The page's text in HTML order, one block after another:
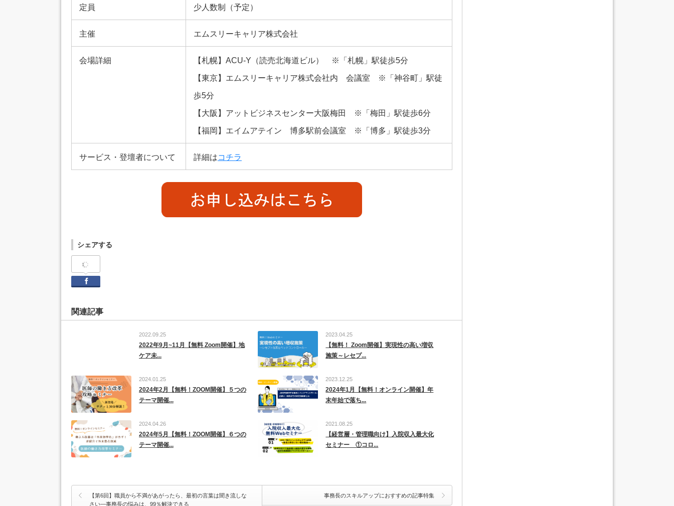
定員 少人数制（予定）
主催 エムスリーキャリア株式会社
会場詳細 【札幌】ACU-Y（読売北海道ビル） ※「札幌」駅徒歩5分
【東京】エムスリーキャリア株式会社内 会議室 ※「神谷町」駅徒
歩5分
【大阪】アットビジネスセンター大阪梅田 ※「梅田」駅徒歩6分
【福岡】エイムアテイン 博多駅前会議室 ※「博多」駅徒歩3分
サービス・登壇者について 詳細はコチラ
シェアする
関連記事
2022.09.25
2022年9月~11月【無料 Zoom開催】地
ケア未...
2023.04.25
【無料！ Zoom開催】実現性の高い増収
施策～レセプ...
2024.01.25
2024年2月【無料！ZOOM開催】５つの
テーマ開催...
2023.12.25
2024年1月【無料！オンライン開催】年
末年始で落ち...
2024.04.26
2024年5月【無料！ZOOM開催】６つの
テーマ開催...
2021.08.25
【経営層・管理職向け】入院収入最大化
セミナー ①コロ...
【第6回】職員から不満があがったら、最初の言葉は聞き流しな
さい―事務長の悩みは、99％解決できる
事務長のスキルアップにおすすめの記事特集